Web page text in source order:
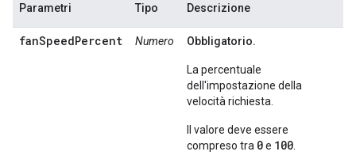
Parametri Tipo Descrizione
fanSpeedPercent Numero Obbligatorio.
La percentuale
dell'impostazione della
velocità richiesta.
Il valore deve essere
compreso tra 0e 100